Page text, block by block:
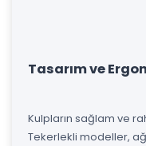
Tasarım ve
Kulpların sağlam ve
Tekerlekli modeller,